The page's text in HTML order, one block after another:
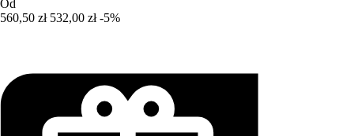
Od
560,50 zł 532,00 zł -5%